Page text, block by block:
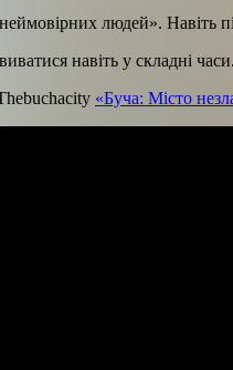
людей». Навіть
навіть у складні
«Буча: Місто